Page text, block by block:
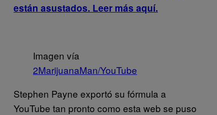
están asustados. Leer más aquí.
Imagen vía
2MarijuanaMan/YouTube
Stephen Payne exportó su fórmula a
YouTube tan pronto como esta web se puso